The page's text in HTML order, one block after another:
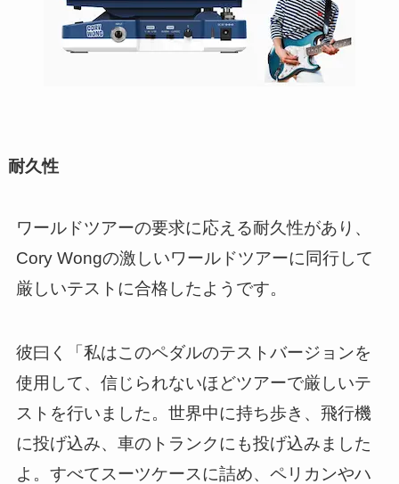
耐久性
ワールドツアーの要求に応える耐久性があり、
Cory Wongの激しいワールドツアーに同行して
厳しいテストに合格したようです。
彼曰く「私はこのペダルのテストバージョンを
使用して、信じられないほどツアーで厳しいテ
ストを行いました。世界中に持ち歩き、飛行機
に投げ込み、車のトランクにも投げ込みました
よ。すべてスーツケースに詰め、ペリカンやハ